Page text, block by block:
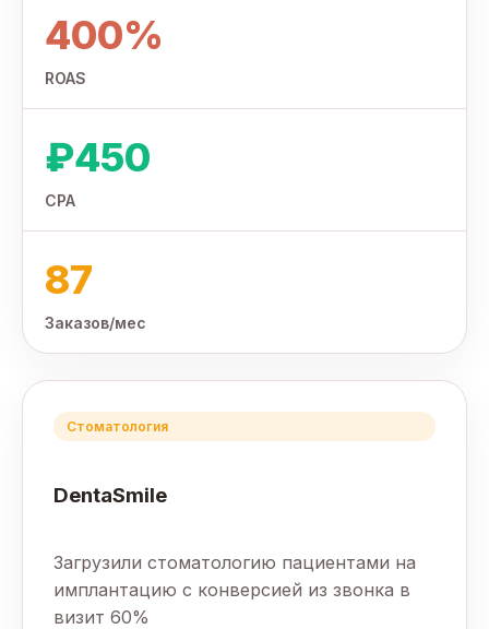
400%
ROAS
₽450
CPA
87
Заказов/мес
Стоматология
DentaSmile
Загрузили стоматологию пациентами на
имплантацию с конверсией из звонка в
визит 60%